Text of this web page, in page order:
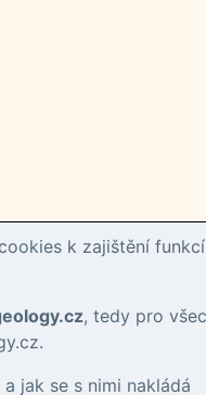
k zajištění funkcí
, tedy pro
jak se s nimi nakládá